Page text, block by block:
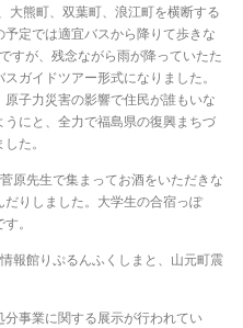
大熊町、双葉町、浪江町を横断する
定では適宜バスから降りて歩きな
すが、残念ながら雨が降っていたた
ガイドツアー形式になりました。
子力災害の影響で住民が誰もいな
にと、全力で福島県の復興まちづ
た。
原先生で集まってお酒をいただきな
りしました。大学生の合宿っぽ
。
報館りぷるんふくしまと、山元町震
事業に関する展示が行われてい